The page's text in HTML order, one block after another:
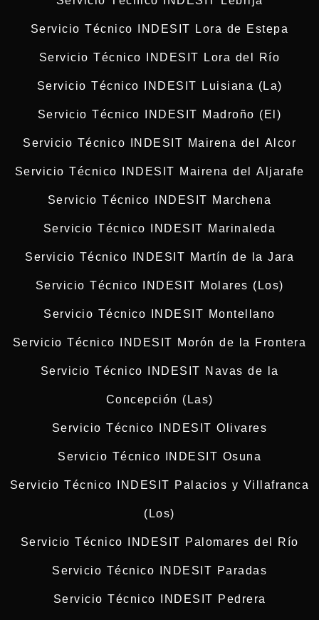
Servicio Técnico INDESIT Lora de Estepa
Servicio Técnico INDESIT Lora del Río
Servicio Técnico INDESIT Luisiana (La)
Servicio Técnico INDESIT Madroño (El)
Servicio Técnico INDESIT Mairena del Alcor
Servicio Técnico INDESIT Mairena del Aljarafe
Servicio Técnico INDESIT Marchena
Servicio Técnico INDESIT Marinaleda
Servicio Técnico INDESIT Martín de la Jara
Servicio Técnico INDESIT Molares (Los)
Servicio Técnico INDESIT Montellano
Servicio Técnico INDESIT Morón de la Frontera
Servicio Técnico INDESIT Navas de la
Concepción (Las)
Servicio Técnico INDESIT Olivares
Servicio Técnico INDESIT Osuna
Servicio Técnico INDESIT Palacios y Villafranca
(Los)
Servicio Técnico INDESIT Palomares del Río
Servicio Técnico INDESIT Paradas
Servicio Técnico INDESIT Pedrera